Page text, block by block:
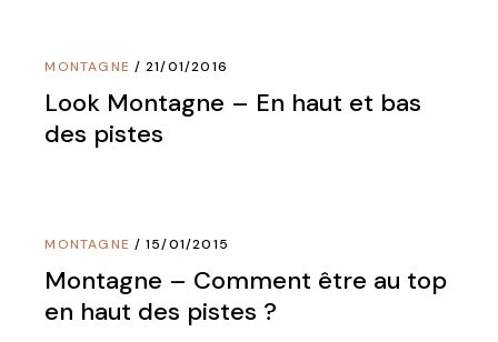
MONTAGNE 21/01/2016
Look Montagne – En haut et bas
des pistes
MONTAGNE 15/01/2015
Montagne – Comment être au top
en haut des pistes ?